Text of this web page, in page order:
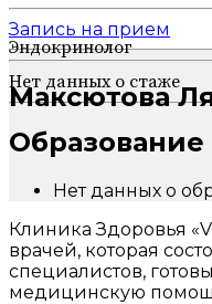
Эндокринолог
Максютова
Запись на прием
Нет данных о стаже
Образование
Нет данных о
Клиника Здоровья
врачей, которая
специалистов,
медицинскую